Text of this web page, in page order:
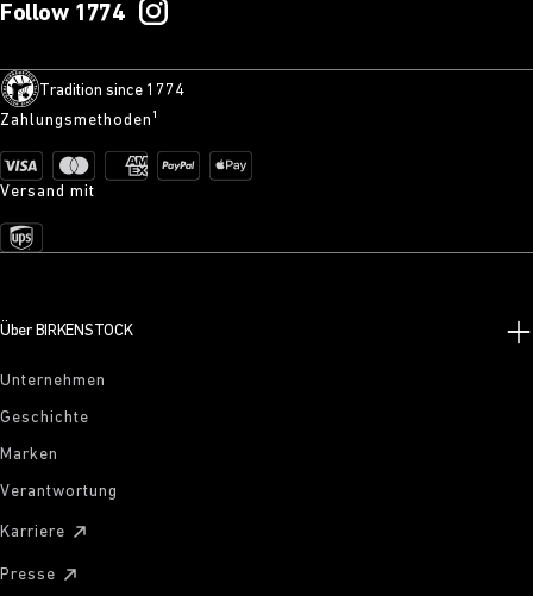
Follow 1774
Tradition since 1774
Zahlungsmethoden¹
Versand mit
Über BIRKENSTOCK
Unternehmen
Geschichte
Marken
Verantwortung
Karriere
Presse